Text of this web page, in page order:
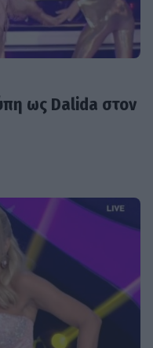
ως Dalida στον